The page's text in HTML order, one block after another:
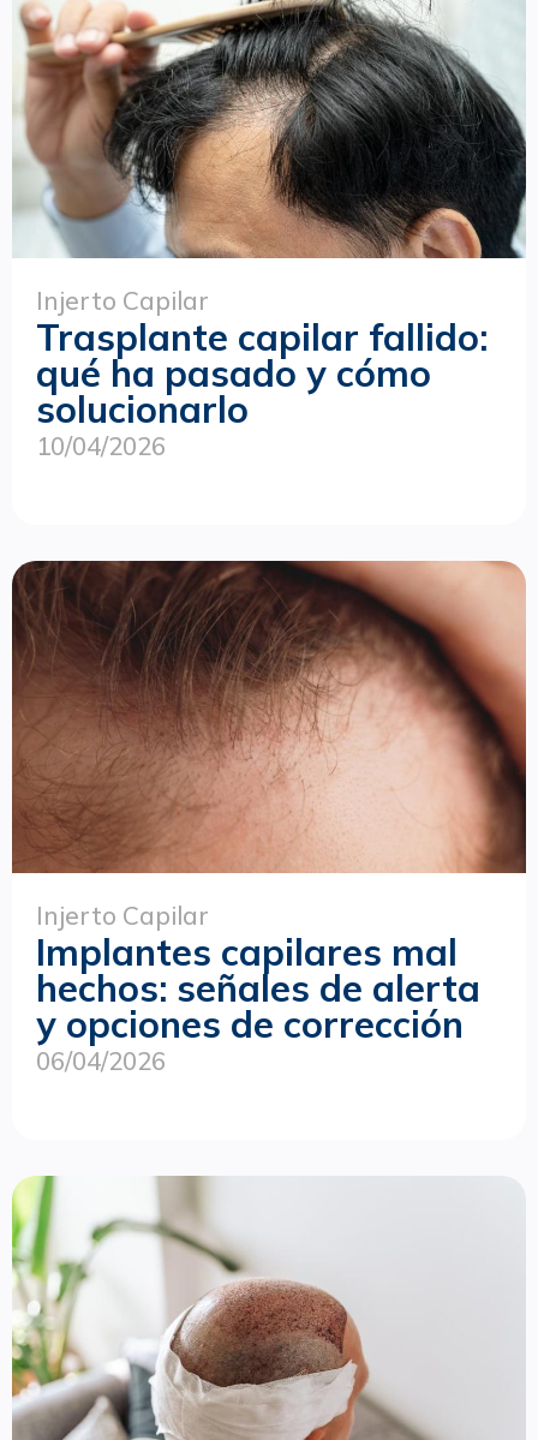
Injerto Capilar
Trasplante capilar fallido:
qué ha pasado y cómo
solucionarlo
10/04/2026
Injerto Capilar
Implantes capilares mal
hechos: señales de alerta
y opciones de corrección
06/04/2026